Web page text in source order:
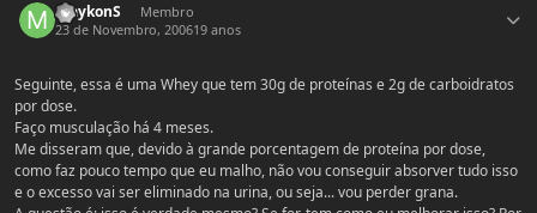
maykonS
Membro
23 de Novembro, 200619 anos
Seguinte, essa é uma Whey que tem 30g de proteínas e 2g de carboidratos
por dose.
Faço musculação há 4 meses.
Me disseram que, devido à grande porcentagem de proteína por dose,
como faz pouco tempo que eu malho, não vou conseguir absorver tudo isso
e o excesso vai ser eliminado na urina, ou seja... vou perder grana.